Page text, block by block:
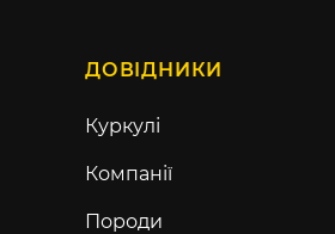
ДОВІДНИКИ
Куркулі
Компанії
Породи